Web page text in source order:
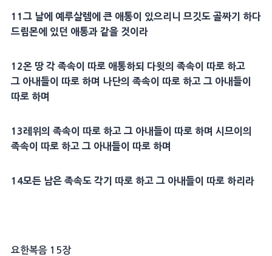
11 그 날에 예루살렘에 큰 애통이 있으리니 므깃도골짜기 하다
드림몬에 있던 애통과 같을 것이라
12온 땅 각 족속이 따로 애통하되 다윗의 족속이 따로 하고
그 아내들이 따로 하며 나단의 족속이 따로 하고 그 아내들이
따로 하며
13레위 의 족속이 따로 하고 그 아내들이 따로 하며 시므이 의
족속이 따로 하고 그 아내들이 따로 하며
14모든 남은 족속도 각기 따로 하고 그 아내들이 따로 하리라
요한복음 15장